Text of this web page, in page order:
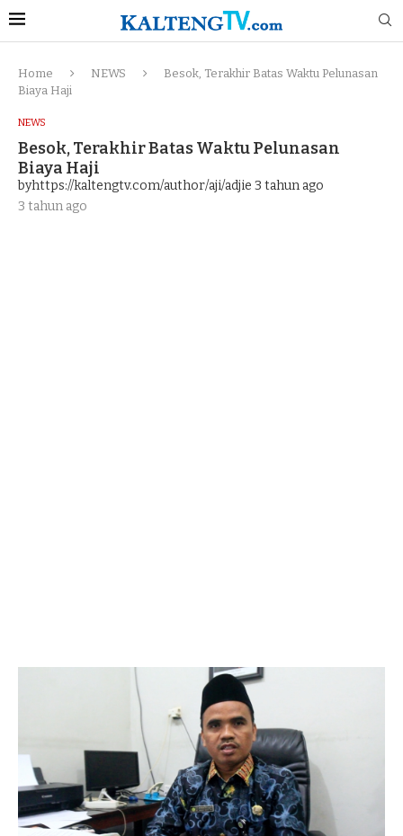
Home NEWS
Besok, Terakhir Batas Waktu Pelunasan
Biaya Haji
NEWS
Besok, Terakhir Batas Waktu Pelunasan
Biaya Haji
byhttps://kaltengtv.com/author/aji/adjie 3 tahun ago
3 tahun ago